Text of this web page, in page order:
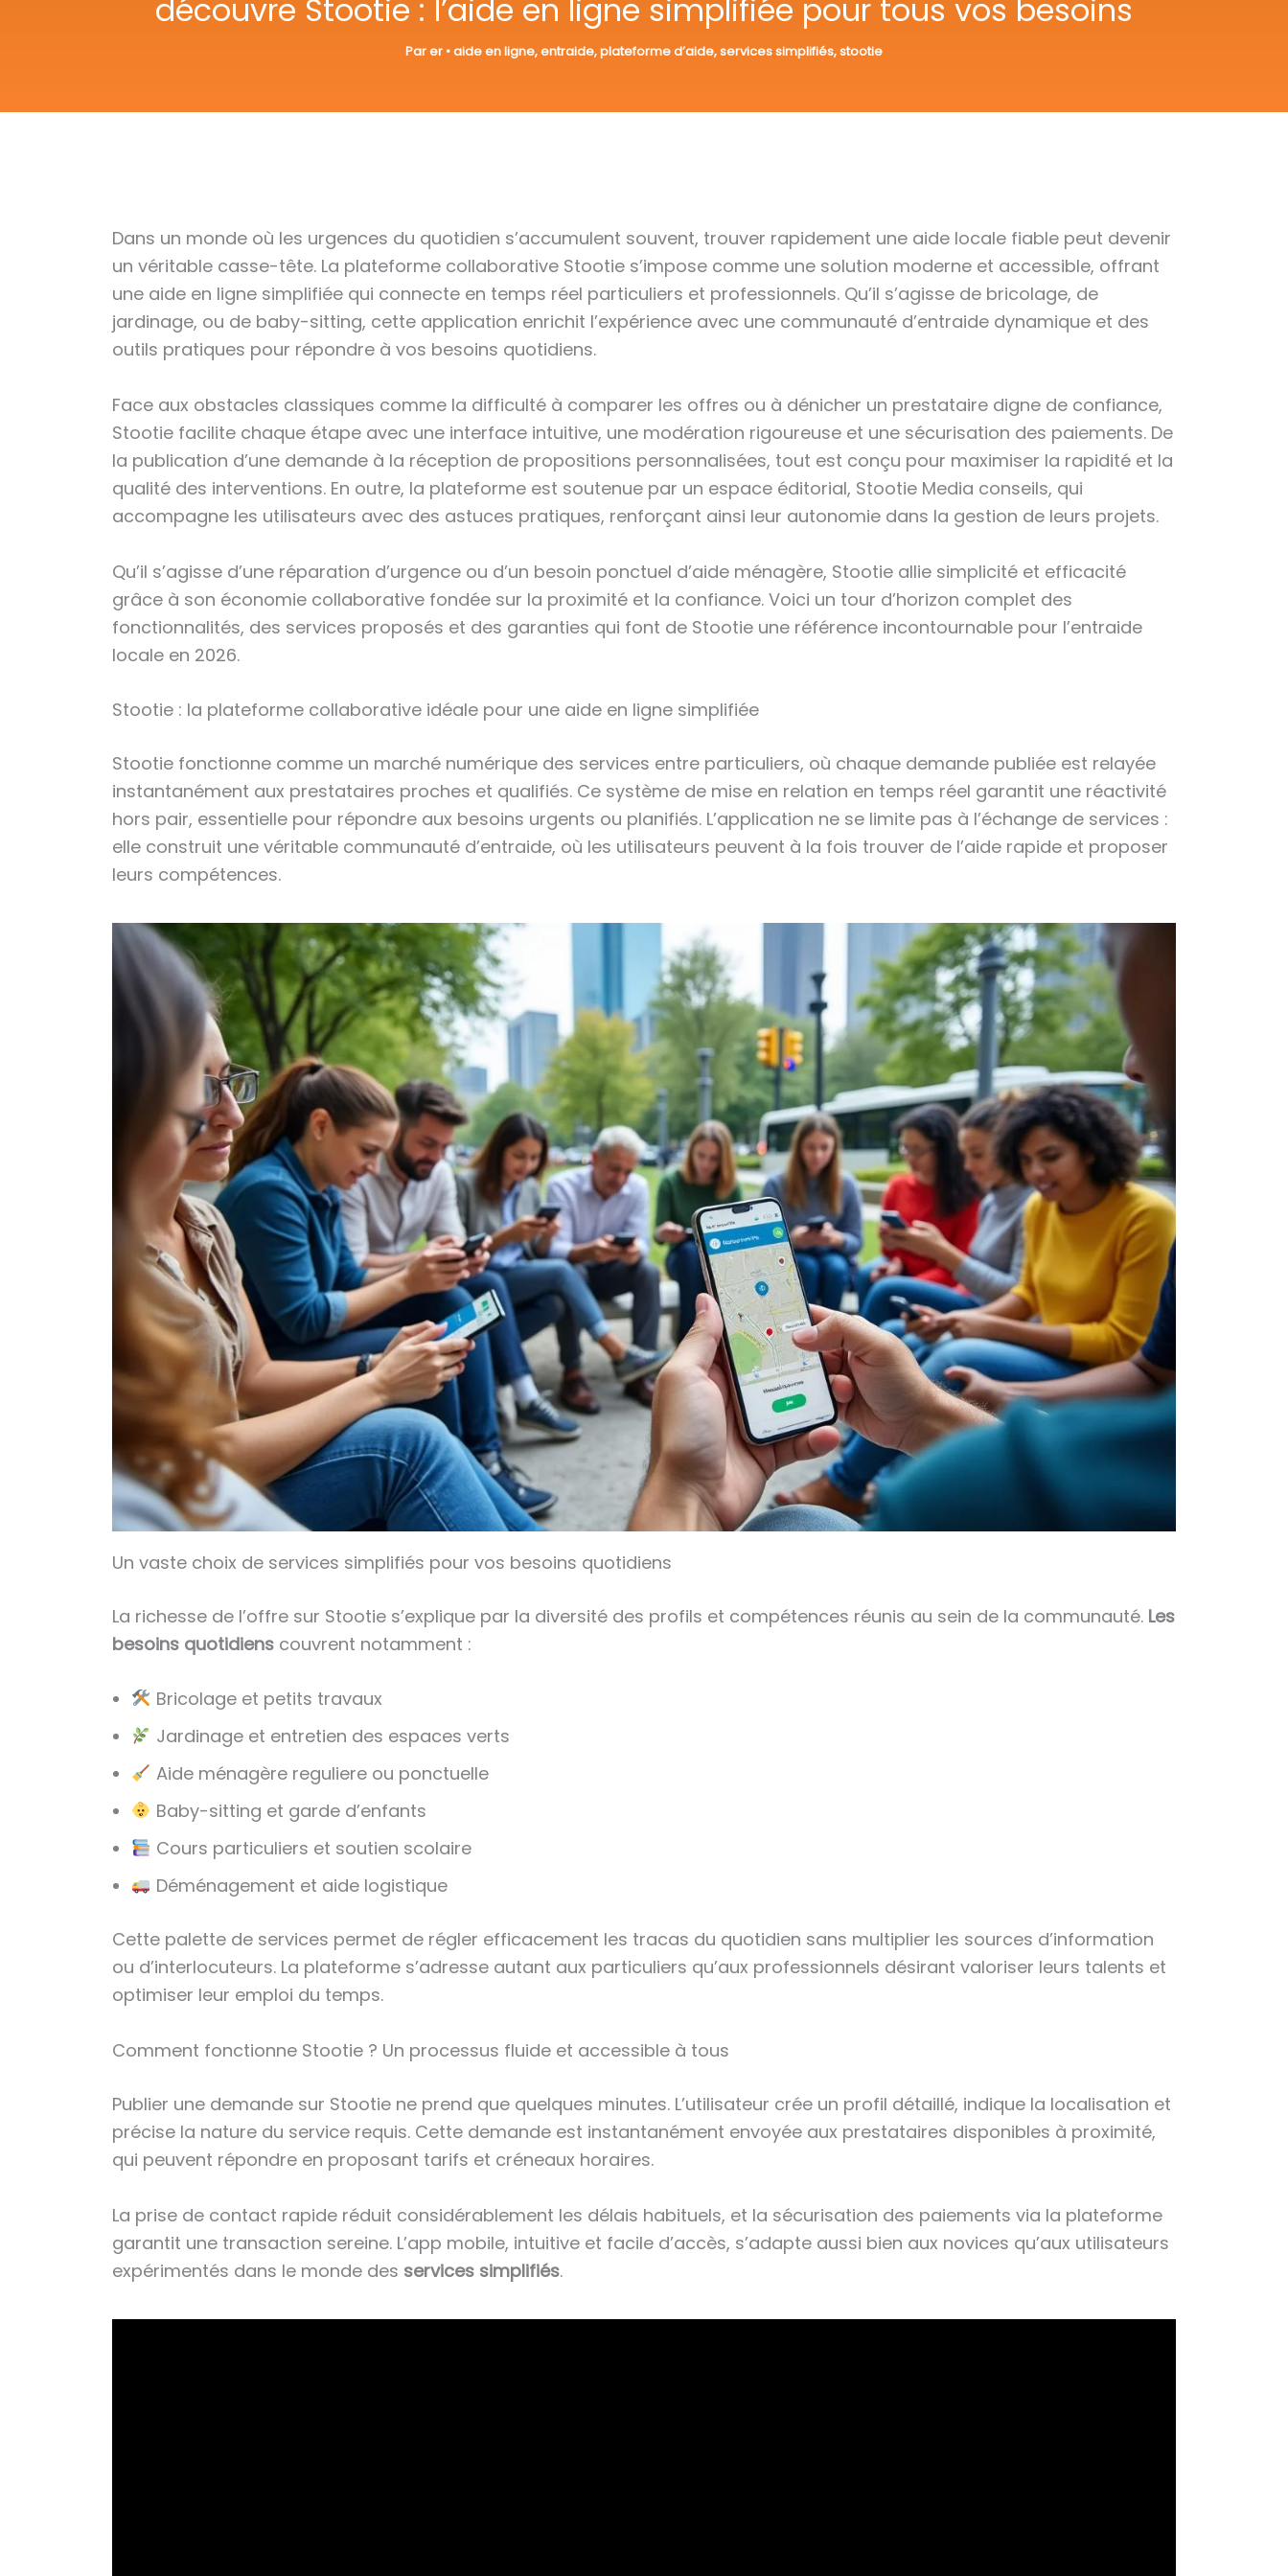
découvre Stootie : l’aide en ligne simplifiée pour tous vos besoins
Parer •aide en ligne,entraide,plateforme d’aide,services simplifiés,stootie
Dans un monde où les urgences du quotidien s’accumulent souvent, trouver rapidement une aide locale fiable peut devenir
un véritable casse-tête. La plateforme collaborative Stootie s’impose comme une solution moderne et accessible, offrant
une aide en ligne simplifiée qui connecte en temps réel particuliers et professionnels. Qu’il s’agisse de bricolage, de
jardinage, ou de baby-sitting, cette application enrichit l’expérience avec une communauté d’entraide dynamique et des
outils pratiques pour répondre à vos besoins quotidiens.
Face aux obstacles classiques comme la difficulté à comparer les offres ou à dénicher un prestataire digne de confiance,
Stootie facilite chaque étape avec une interface intuitive, une modération rigoureuse et une sécurisation des paiements. De
la publication d’une demande à la réception de propositions personnalisées, tout est conçu pour maximiser la rapidité et la
qualité des interventions. En outre, la plateforme est soutenue par un espace éditorial, Stootie Media conseils, qui
accompagne les utilisateurs avec des astuces pratiques, renforçant ainsi leur autonomie dans la gestion de leurs projets.
Qu’il s’agisse d’une réparation d’urgence ou d’un besoin ponctuel d’aide ménagère, Stootie allie simplicité et efficacité
grâce à son économie collaborative fondée sur la proximité et la confiance. Voici un tour d’horizon complet des
fonctionnalités, des services proposés et des garanties qui font de Stootie une référence incontournable pour l’entraide
locale en 2026.
Stootie : la plateforme collaborative idéale pour une aide en ligne simplifiée
Stootie fonctionne comme un marché numérique des services entre particuliers, où chaque demande publiée est relayée
instantanément aux prestataires proches et qualifiés. Ce système de mise en relation en temps réel garantit une réactivité
hors pair, essentielle pour répondre aux besoins urgents ou planifiés. L’application ne se limite pas à l’échange de services :
elle construit une véritable communauté d’entraide, où les utilisateurs peuvent à la fois trouver de l’aide rapide et proposer
leurs compétences.
Un vaste choix de services simplifiés pour vos besoins quotidiens
La richesse de l’offre sur Stootie s’explique par la diversité des profils et compétences réunis au sein de la communauté. Les
besoins quotidiens couvrent notamment :
Bricolage et petits travaux
Jardinage et entretien des espaces verts
Aide ménagère reguliere ou ponctuelle
Baby-sitting et garde d’enfants
Cours particuliers et soutien scolaire
Déménagement et aide logistique
Cette palette de services permet de régler efficacement les tracas du quotidien sans multiplier les sources d’information
ou d’interlocuteurs. La plateforme s’adresse autant aux particuliers qu’aux professionnels désirant valoriser leurs talents et
optimiser leur emploi du temps.
Comment fonctionne Stootie ? Un processus fluide et accessible à tous
Publier une demande sur Stootie ne prend que quelques minutes. L’utilisateur crée un profil détaillé, indique la localisation et
précise la nature du service requis. Cette demande est instantanément envoyée aux prestataires disponibles à proximité,
qui peuvent répondre en proposant tarifs et créneaux horaires.
La prise de contact rapide réduit considérablement les délais habituels, et la sécurisation des paiements via la plateforme
garantit une transaction sereine. L’app mobile, intuitive et facile d’accès, s’adapte aussi bien aux novices qu’aux utilisateurs
expérimentés dans le monde des services simplifiés.